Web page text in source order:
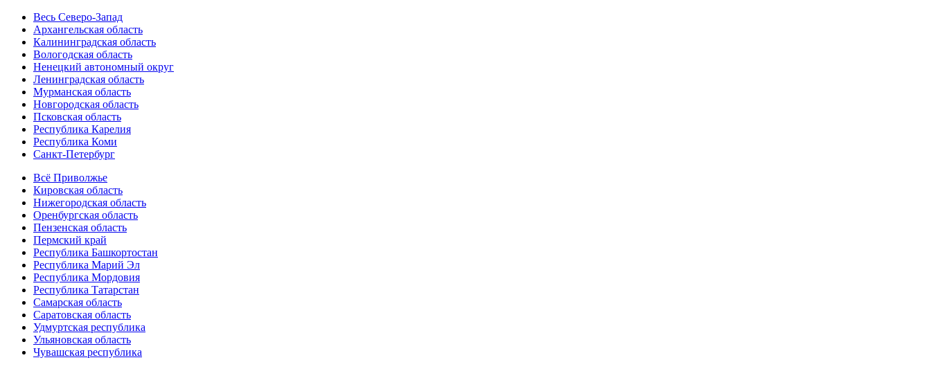
Весь Северо-Запад
Архангельская область
Калининградская область
Вологодская область
Ненецкий автономный округ
Ленинградская область
Мурманская область
Новгородская область
Псковская область
Республика Карелия
Республика Коми
Санкт-Петербург
Всё Приволжье
Кировская область
Нижегородская область
Оренбургская область
Пензенская область
Пермский край
Республика Башкортостан
Республика Марий Эл
Республика Мордовия
Республика Татарстан
Самарская область
Саратовская область
Удмуртская республика
Ульяновская область
Чувашская республика